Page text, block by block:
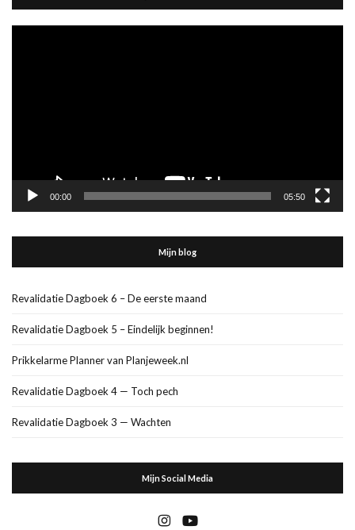
00:00 05:50
Mijn blog
Revalidatie Dagboek 6 – De eerste maand
Revalidatie Dagboek 5 – Eindelijk beginnen!
Prikkelarme Planner van Planjeweek.nl
Revalidatie Dagboek 4 — Toch pech
Revalidatie Dagboek 3 — Wachten
Mijn Social Media